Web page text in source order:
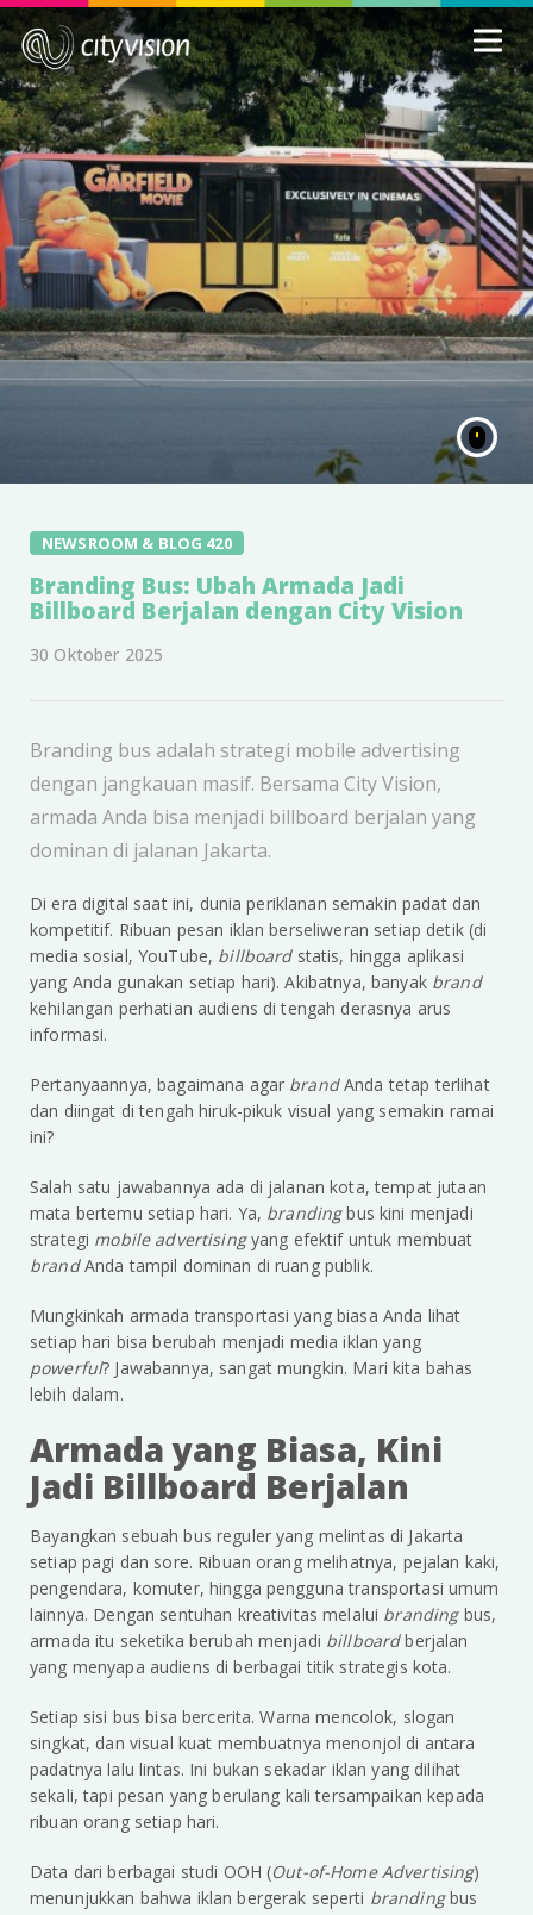
NEWSROOM & BLOG 420
Branding Bus: Ubah Armada Jadi
Billboard Berjalan dengan City Vision
30 Oktober 2025
Branding bus adalah strategi mobile advertising
dengan jangkauan masif. Bersama City Vision,
armada Anda bisa menjadi billboard berjalan yang
dominan di jalanan Jakarta.
Di era digital saat ini, dunia periklanan semakin padat dan
kompetitif. Ribuan pesan iklan berseliweran setiap detik (di
media sosial, YouTube, billboard statis, hingga aplikasi
yang Anda gunakan setiap hari). Akibatnya, banyak brand
kehilangan perhatian audiens di tengah derasnya arus
informasi.
Pertanyaannya, bagaimana agar brandAnda tetap terlihat
dan diingat di tengah hiruk-pikuk visual yang semakin ramai
ini?
Salah satu jawabannya ada di jalanan kota, tempat jutaan
mata bertemu setiap hari. Ya, brandingbus kini menjadi
strategi mobile advertisingyang efektif untuk membuat
brandAnda tampil dominan di ruang publik.
Mungkinkah armada transportasi yang biasa Anda lihat
setiap hari bisa berubah menjadi media iklan yang
powerful? Jawabannya, sangat mungkin. Mari kita bahas
lebih dalam.
Armada yang Biasa, Kini
Jadi Billboard Berjalan
Bayangkan sebuah bus reguler yang melintas di Jakarta
setiap pagi dan sore. Ribuan orang melihatnya, pejalan kaki,
pengendara, komuter, hingga pengguna transportasi umum
lainnya. Dengan sentuhan kreativitas melalui branding bus,
armada itu seketika berubah menjadi billboardberjalan
yang menyapa audiens di berbagai titik strategis kota.
Setiap sisi bus bisa bercerita. Warna mencolok, slogan
singkat, dan visual kuat membuatnya menonjol di antara
padatnya lalu lintas. Ini bukan sekadar iklan yang dilihat
sekali, tapi pesan yang berulang kali tersampaikan kepada
ribuan orang setiap hari.
Data dari berbagai studi OOH (Out-of-Home Advertising)
menunjukkan bahwa iklan bergerak seperti brandingbus